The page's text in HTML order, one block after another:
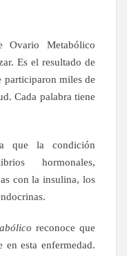
Ovario Metabólico
Es el resultado de
participaron miles de
Cada palabra tiene
que la condición
hormonales,
con la insulina, los
reconoce que
esta enfermedad.